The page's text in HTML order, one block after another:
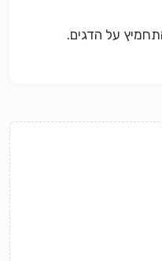
על הדגים.